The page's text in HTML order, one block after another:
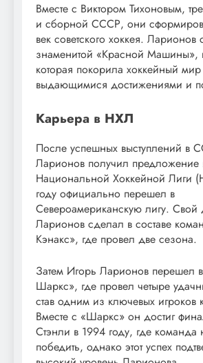
Вместе с Виктором Тихоновым,
и сборной СССР, они
век советского хоккея. Ларионов
знаменитой «Красной Машины»,
которая покорила хоккейный
выдающимися достижениями и
Карьера в НХЛ
После успешных выступлений в
Ларионов получил предложение
Национальной Хоккейной Лиги
году официально перешел в
Североамериканскую лигу.
Ларионов сделал в составе
Кэнакс», где провел две сезона.
Затем Игорь Ларионов перешел
Шаркс», где провел четыре
став одним из ключевых игроков
Вместе с «Шаркс» он достиг
Стэнли в 1994 году, где команда
победить, однако этот успех